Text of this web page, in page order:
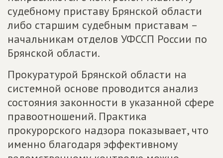
судебному приставу Брянской области
либо старшим судебным приставам –
начальникам отделов УФССП России по
Брянской области.
Прокуратурой Брянской области на
системной основе проводится анализ
состояния законности в указанной сфере
правоотношений. Практика
прокурорского надзора показывает, что
именно благодаря эффективному